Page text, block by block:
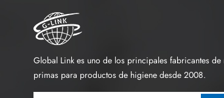
Global Link es uno de los principales fabricantes de
primas para productos de higiene desde 2008.